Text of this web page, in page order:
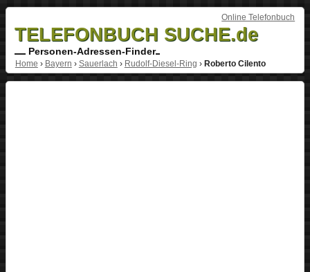
Online Telefonbuch
TELEFONBUCH SUCHE.de
Personen-Adressen-Finder
Home › Bayern › Sauerlach › Rudolf-Diesel-Ring › Roberto Cilento